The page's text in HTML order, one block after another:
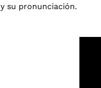
y su pronunciación.